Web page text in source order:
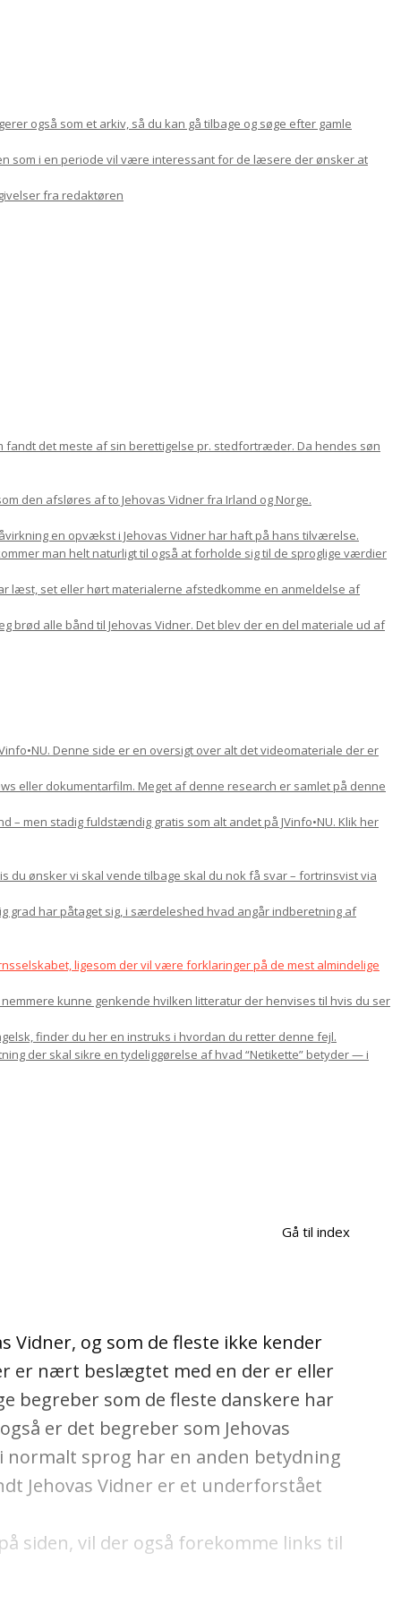
også som et arkiv, så du kan gå tilbage og søge efter gamle
som i en periode vil være interessant for de læsere der ønsker at
fra redaktøren
fandt det meste af sin berettigelse pr. stedfortræder. Da hendes søn
den afsløres af to Jehovas Vidner fra Irland og Norge.
en opvækst i Jehovas Vidner har haft på hans tilværelse.
man helt naturligt til også at forholde sig til de sproglige værdier
læst, set eller hørt materialerne afstedkomme en anmeldelse af
brød alle bånd til Jehovas Vidner. Det blev der en del materiale ud af
Denne side er en oversigt over alt det videomateriale der er
eller dokumentarfilm. Meget af denne research er samlet på denne
men stadig fuldstændig gratis som alt andet på JVinfo•NU. Klik her
du ønsker vi skal vende tilbage skal du nok få svar – fortrinsvist via
grad har påtaget sig, i særdeleshed hvad angår indberetning af
ligesom der vil være forklaringer på de mest almindelige
kunne genkende hvilken litteratur der henvises til hvis du ser
finder du her en instruks i hvordan du retter denne fejl.
der skal sikre en tydeliggørelse af hvad “Netikette” betyder — i
Gå til index
Vidner, og som de fleste ikke kender
er nært beslægtet med en der er eller
begreber som de fleste danskere har
er det begreber som Jehovas
normalt sprog har en anden betydning
Jehovas Vidner er et underforstået
siden, vil der også forekomme links til